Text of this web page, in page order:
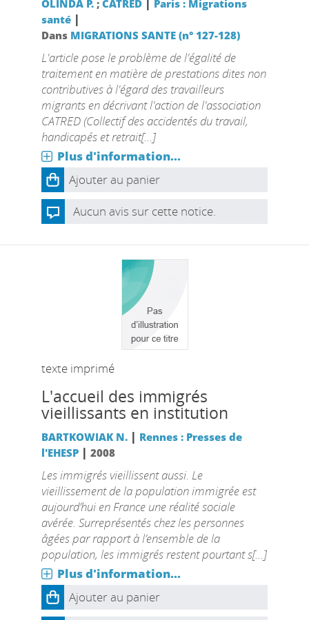
OLINDA P.; CATRED
Paris : Migrations
santé|
Dans MIGRATIONS SANTE (n° 127-128)
L'article pose le problème de l'égalité de
traitement en matière de prestations dites non
contributives à l'égard des travailleurs
migrants en décrivant l'action de l'association
CATRED (Collectif des accidentés du travail,
handicapés et retrait[...]
Plus d'information...
Ajouter au panier
Aucun avis sur cette notice.
texte imprimé
L'accueil des immigrés
vieillissants en institution
BARTKOWIAK N. | Rennes : Presses de
l'EHESP| 2008
Les immigrés vieillissent aussi. Le
vieillissement de la population immigrée est
aujourd’hui en France une réalité sociale
avérée. Surreprésentés chez les personnes
âgées par rapport à l’ensemble de la
population, les immigrés restent pourtant s[...]
Plus d'information...
Ajouter au panier